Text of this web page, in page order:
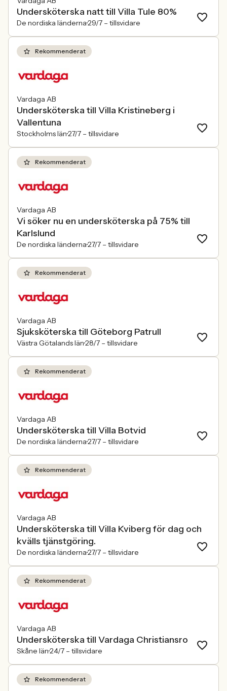
Undersköterska natt till Villa Tule 80%
De nordiska länderna29/7 – tillsvidare
Rekommenderat
Vardaga AB
Undersköterska till Villa Kristineberg i
Vallentuna
Stockholms län27/7 – tillsvidare
Rekommenderat
Vardaga AB
Vi söker nu en undersköterska på 75% till
Karlslund
De nordiska länderna27/7 – tillsvidare
Rekommenderat
Vardaga AB
Sjuksköterska till Göteborg Patrull
Västra Götalands län28/7 – tillsvidare
Rekommenderat
Vardaga AB
Undersköterska till Villa Botvid
De nordiska länderna27/7 – tillsvidare
Rekommenderat
Vardaga AB
Undersköterska till Villa Kviberg för dag och
kvälls tjänstgöring.
De nordiska länderna27/7 – tillsvidare
Rekommenderat
Vardaga AB
Undersköterska till Vardaga Christiansro
Skåne län24/7 – tillsvidare
Rekommenderat